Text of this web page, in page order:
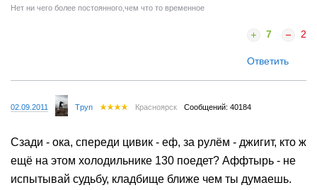
Нет ни чего более постоянного,чем что то временное
7 2
Ответить
02.09.2011 Tpyn Красноярск Сообщений: 40184
Сзади - ока, спереди цивик - еф, за рулём - джигит, кто ж
ещё на этом холодильнике 130 поедет? Аффтырь - не
испытывай судьбу, кладбище ближе чем ты думаешь.